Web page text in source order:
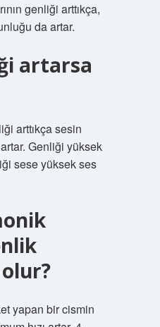
genliği arttıkça,
da artar.
artarsa
arttıkça sesin
Genliği yüksek
sese yüksek ses
yapan bir cismin